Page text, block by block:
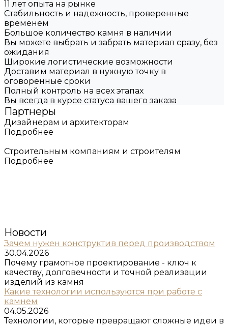
11 лет опыта на рынке
Стабильность и надежность, проверенные
временем
Большое количество камня в наличии
Вы можете выбрать и забрать материал сразу, без
ожидания
Широкие логистические возможности
Доставим материал в нужную точку в
оговоренные сроки
Полный контроль на всех этапах
Вы всегда в курсе статуса вашего заказа
Партнеры
Дизайнерам и архитекторам
Подробнее
Строительным компаниям и строителям
Подробнее
Новости
Зачем нужен конструктив перед производством
30.04.2026
Почему грамотное проектирование - ключ к
качеству, долговечности и точной реализации
изделий из камня
Какие технологии используются при работе с
камнем
04.05.2026
Технологии, которые превращают сложные идеи в